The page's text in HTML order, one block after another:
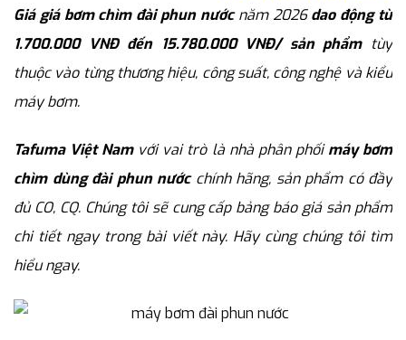
Giá giá bơm chìm đài phun nướcnăm 2026dao động từ
1.700.000 VNĐ đến 15.780.000 VNĐ/ sản phẩmtùy
thuộc vào từng thương hiệu, công suất, công nghệ và kiểu
máy bơm.
Tafuma Việt Namvới vai trò là nhà phân phốimáy bơm
chìm dùng đài phun nướcchính hãng, sản phẩm có đầy
đủ CO, CQ. Chúng tôi sẽ cung cấp bảng báo giá sản phẩm
chi tiết ngay trong bài viết này. Hãy cùng chúng tôi tìm
hiểu ngay.